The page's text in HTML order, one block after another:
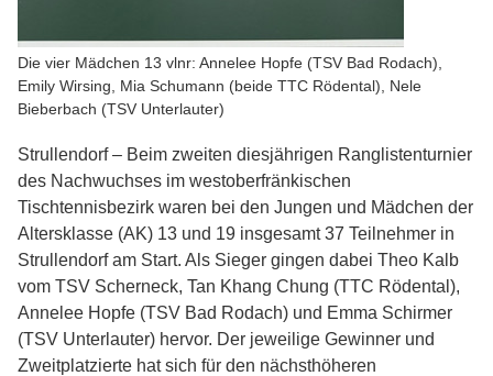
Die vier Mädchen 13 vlnr: Annelee Hopfe (TSV Bad Rodach),
Emily Wirsing, Mia Schumann (beide TTC Rödental), Nele
Bieberbach (TSV Unterlauter)
Strullendorf – Beim zweiten diesjährigen Ranglistenturnier
des Nachwuchses im westoberfränkischen
Tischtennisbezirk waren bei den Jungen und Mädchen der
Altersklasse (AK) 13 und 19 insgesamt 37 Teilnehmer in
Strullendorf am Start. Als Sieger gingen dabei Theo Kalb
vom TSV Scherneck, Tan Khang Chung (TTC Rödental),
Annelee Hopfe (TSV Bad Rodach) und Emma Schirmer
(TSV Unterlauter) hervor. Der jeweilige Gewinner und
Zweitplatzierte hat sich für den nächsthöheren